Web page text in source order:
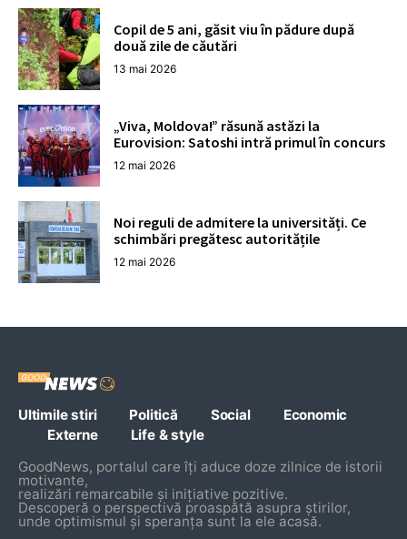
Copil de 5 ani, găsit viu în pădure după
două zile de căutări
13 mai 2026
„Viva, Moldova!” răsună astăzi la
Eurovision: Satoshi intră primul în concurs
12 mai 2026
Noi reguli de admitere la universități. Ce
schimbări pregătesc autoritățile
12 mai 2026
Ultimile stiri Politică Social
Economic
Externe
Life & style
GoodNews, portalul care îți aduce doze zilnice de istorii
motivante,
realizări remarcabile și inițiative pozitive.
Descoperă o perspectivă proaspătă asupra știrilor,
unde optimismul și speranța sunt la ele acasă.